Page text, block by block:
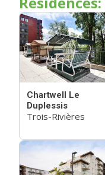
Chartwell Le
Duplessis
Trois-Rivières